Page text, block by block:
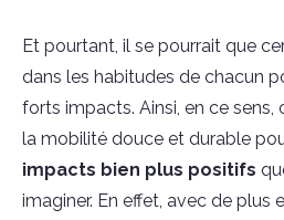
Et pourtant, il se pourrait que
dans les habitudes de chacun
forts impacts. Ainsi, en ce
la mobilité douce et durable
impacts bien plus positifs
imaginer. En effet, avec de plus